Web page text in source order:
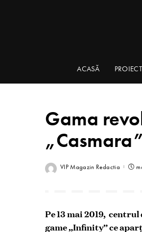
ACASĂ PROIECT
Gama
VIP Magazin Redactia
Pe 13 mai 2019,
game „Infinity” ce